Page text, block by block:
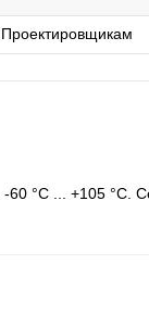
Проектировщикам
°C ... +105 °C.